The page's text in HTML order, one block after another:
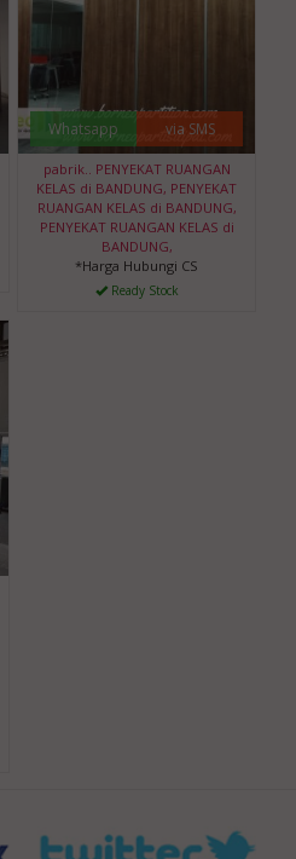
Whatsapp via SMS
pabrik.. PENYEKAT RUANGAN
KELAS di BANDUNG, PENYEKAT
RUANGAN KELAS di BANDUNG,
PENYEKAT RUANGAN KELAS di
BANDUNG,
*Harga Hubungi CS
Ready Stock